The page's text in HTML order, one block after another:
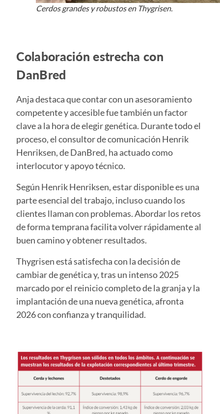
Cerdos grandes y robustos en Thygrisen.
Colaboración estrecha con
DanBred
Anja destaca que contar con un asesoramiento
competente y accesible fue también un factor
clave a la hora de elegir genética. Durante todo el
proceso, el consultor de comunicación Henrik
Henriksen, de DanBred, ha actuado como
interlocutor y apoyo técnico.
Según Henrik Henriksen, estar disponible es una
parte esencial del trabajo, incluso cuando los
clientes llaman con problemas. Abordar los retos
de forma temprana facilita volver rápidamente al
buen camino y obtener resultados.
Thygrisen está satisfecha con la decisión de
cambiar de genética y, tras un intenso 2025
marcado por el reinicio completo de la granja y la
implantación de una nueva genética, afronta
2026 con confianza y tranquilidad.